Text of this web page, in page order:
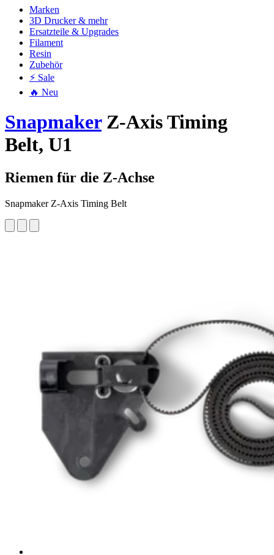
Marken
3D Drucker & mehr
Ersatzteile & Upgrades
Filament
Resin
Zubehör
⚡ Sale
🔥 Neu
SnapmakerZ-Axis Timing
Belt, U1
Riemen für die Z-Achse
Snapmaker Z-Axis Timing Belt